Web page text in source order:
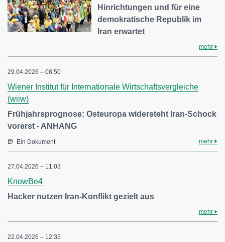
Hinrichtungen und für eine
demokratische Republik im
Iran erwartet
mehr
29.04.2026 – 08:50
Wiener Institut für Internationale Wirtschaftsvergleiche
(wiiw)
Frühjahrsprognose: Osteuropa widersteht Iran-Schock
vorerst - ANHANG
Ein Dokument mehr
27.04.2026 – 11:03
KnowBe4
Hacker nutzen Iran-Konflikt gezielt aus
mehr
22.04.2026 – 12:35